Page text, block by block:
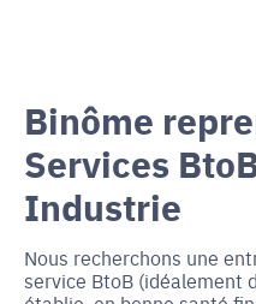
Binôme
Services
Industrie
Nous recherchons une
service BtoB (idéalement